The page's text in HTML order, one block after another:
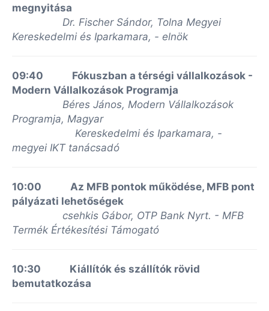
megnyitása
Dr. Fischer Sándor, Tolna Megyei
Kereskedelmi és Iparkamara, - elnök
09:40 Fókuszban a térségi vállalkozások -
Modern Vállalkozások Programja
Béres János, Modern Vállalkozások
Programja, Magyar
Kereskedelmi és Iparkamara, -
megyei IKT tanácsadó
10:00 Az MFB pontok működése, MFB pont
pályázati lehetőségek
csehkis Gábor, OTP Bank Nyrt. - MFB
Termék Értékesítési Támogató
10:30 Kiállítók és szállítók rövid
bemutatkozása